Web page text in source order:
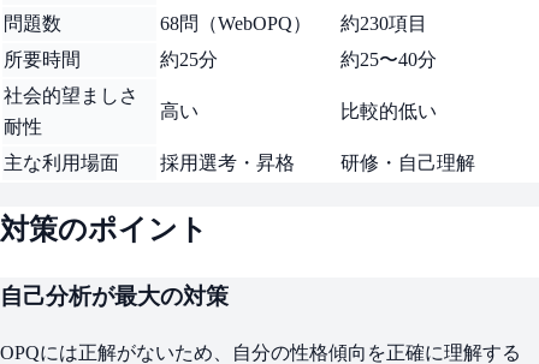
問題数
68問（WebOPQ）
約230項目
所要時間
約25分
約25〜40分
社会的望ましさ
耐性
高い 比較的低い
主な利用場面 採用選考・昇格 研修・自己理解
対策のポイント
自己分析が最大の対策
OPQには正解がないため、自分の性格傾向を正確に理解する